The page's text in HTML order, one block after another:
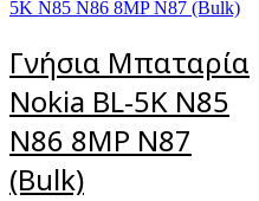
Γνήσια Μπαταρία
Nokia BL-5K N85
N86 8MP N87
(Bulk)